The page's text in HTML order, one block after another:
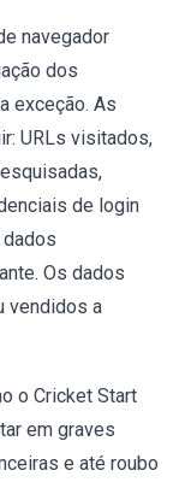
navegador
dos
exceção. As
URLs visitados,
de login
Os dados
vendidos a
o Cricket Start
em graves
e até roubo